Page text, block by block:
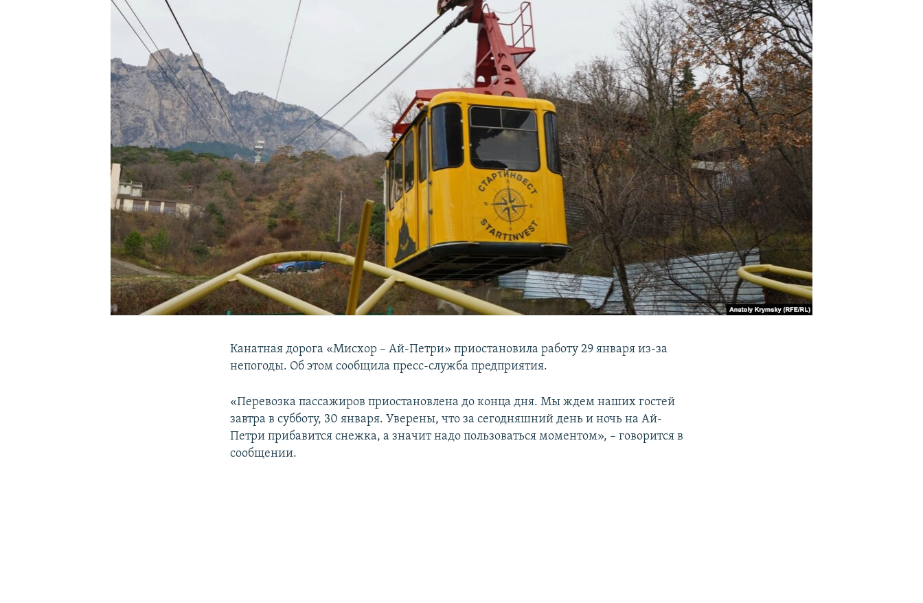
УКРАИНСКАЯ ПРОБЛЕМА КРЫМА
Канатная дорога «Мисхор – Ай-Петри» приостановила работу 29 января из-за
непогоды. Об этом сообщила пресс-служба предприятия.
«Перевозка пассажиров приостановлена до конца дня. Мы ждем наших гостей
завтра в субботу, 30 января. Уверены, что за сегодняшний день и ночь на Ай-
Петри прибавится снежка, а значит надо пользоваться моментом», – говорится в
сообщении.